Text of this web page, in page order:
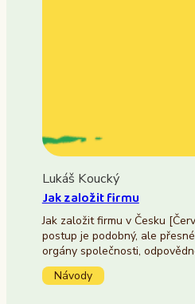
Lukáš Koucký
Jak založit firmu
Jak založit firmu v Česku
postup je podobný, ale
orgány společnosti,
Návody